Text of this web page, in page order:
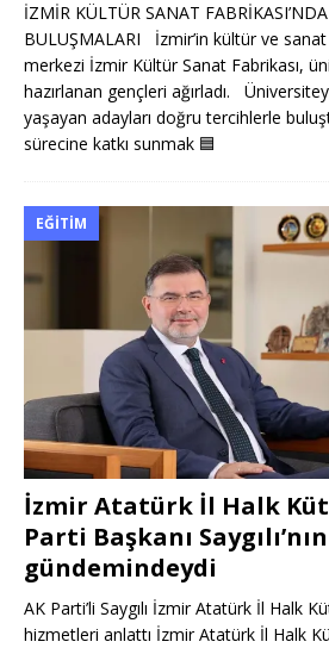
İZMİR KÜLTÜR SANAT
BULUŞMALARI İzmir’in kültür ve sanat
merkezi İzmir Kültür Sanat Fabrikası,
hazırlanan gençleri ağırladı.
yaşayan adayları doğru tercihlerle
sürecine katkı sunmak 🟦
EĞITIM
İzmir Atatürk İl Halk
Parti Başkanı Saygılı’nın
gündemindeydi
AK Parti’li Saygılı İzmir Atatürk İl Halk
hizmetleri anlattı İzmir Atatürk İl Halk